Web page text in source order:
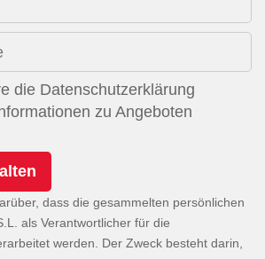
die Datenschutzerklärung
zu Angeboten
dass die gesammelten persönlichen
als Verantwortlicher für die
werden. Der Zweck besteht darin,